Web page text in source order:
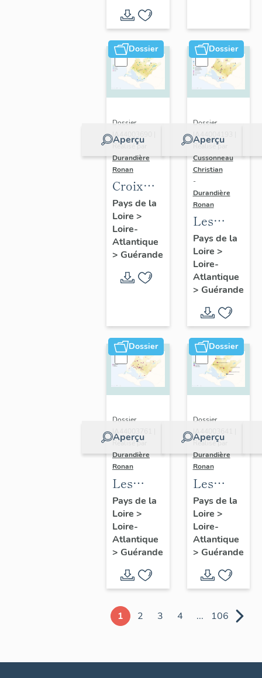
Dossier
Aperçu
Dossier
IA44003690 |
Réalisé par
Durandière
Ronan
Croix
monumentales,
croix de
chemin,
calvaires
oratoires
Pays de la
Loire >
Loire-
Atlantique
> Guérande
Dossier
Aperçu
Dossier
IA44004193 |
Réalisé par
Cussonneau
Christian
-
Durandière
Ronan
Les
moulins
de
Guérande
Pays de la
Loire >
Loire-
Atlantique
> Guérande
Dossier
Aperçu
Dossier
IA44003761 |
Réalisé par
Durandière
Ronan
Les
châteaux
et
manoirs
de
Guérande
Pays de la
Loire >
Loire-
Atlantique
> Guérande
Dossier
Aperçu
Dossier
IA44003641 |
Réalisé par
Durandière
Ronan
Les
blockhaus
de
Guérande
Pays de la
Loire >
Loire-
Atlantique
> Guérande
1 2 3 4 ... 106